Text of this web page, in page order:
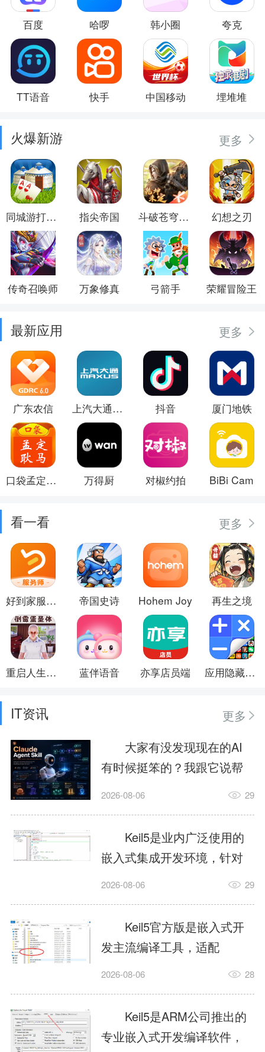
百度 哈啰 韩小圈 夸克
TT语音 快手 中国移动 埋堆堆
火爆新游 更多
同城游打大尖 指尖帝国 斗破苍穹：异火重燃 幻想之刃
传奇召唤师 万象修真 弓箭手 荣耀冒险王
最新应用 更多
广东农信 上汽大通MAXUS 抖音 厦门地铁
口袋孟定耿马 万得厨 对椒约拍 BiBi Cam
看一看 更多
好到家服务师 帝国史诗 Hohem Joy 再生之境
重启人生模拟器 蓝伴语音 亦享店员端 应用隐藏计算器
IT资讯
更多
大家有没发现现在的AI
有时候挺笨的？我跟它说帮
我订个明天早上的闹钟，它
这样？因为AI，就是个只会
耍嘴皮子的书呆子。它脑子
里有海量知识，但没有真正
激发出来实力。而
AgentSkill，就是给AI大脑装
上的一双机械手，它真的能
解决很多问题。1什么是
AgentSkillSkill指...
2026-08-06 29
Keil5是业内广泛使用的
嵌入式集成开发环境，针对
ARM、51内核单片机提供编
力，代码编译稳定，调试工
具成熟，大量开源项目基于
该平台开发。新项目需要单
独下载对应芯片支持包，新
手配置难度较高，正版商业
授权费用不菲，未授权版本
存在程序容量限制，适合硬
2026-08-06 29
Keil5官方版是嵌入式开
发主流编译工具，适配
STM32、51单片机等多款芯
在线调试、代码仿真，兼容
众多厂商芯片安装包。软件
需要手动添加器件库，初次
2026-08-06 28
Keil5是ARM公司推出的
专业嵌入式开发编译软件，